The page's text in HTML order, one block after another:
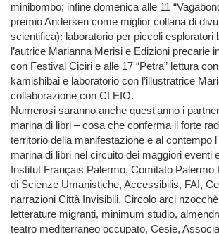
minibombo; infine domenica alle 11
premio Andersen come miglior collana di
scientifica): laboratorio per piccoli esploratori
l’autrice Marianna Merisi e Edizioni precarie
con Festival Ciciri e alle 17 “Petra” lettura
kamishibai e laboratorio con l’illustratrice
collaborazione con CLEIO.
Numerosi saranno anche quest'anno i
marina di libri – cosa che conferma il forte
territorio della manifestazione e al contempo
marina di libri nel circuito dei maggiori eventi
Institut Français Palermo, Comitato Palermo
di Scienze Umanistiche, Accessibilis, FAI,
narrazioni Città Invisibili, Circolo arci
letterature migranti, minimum studio,
teatro mediterraneo occupato, Cesie,